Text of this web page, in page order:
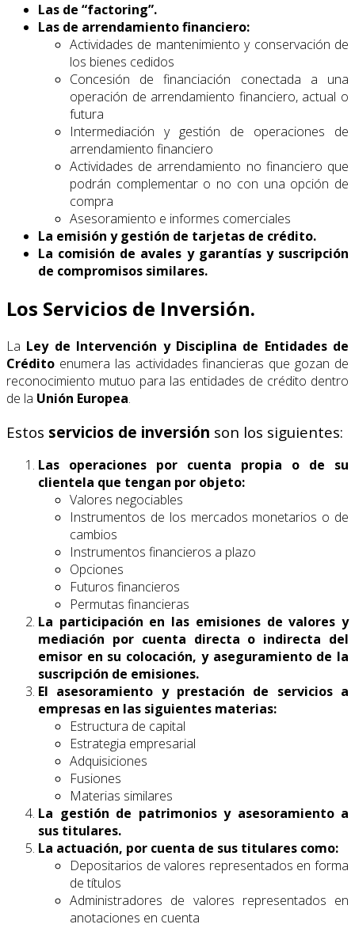
Las de “factoring”.
Las de arrendamiento financiero:
Actividades de mantenimiento y conservación de
los bienes cedidos
Concesión de financiación conectada a una
operación de arrendamiento financiero, actual o
futura
Intermediación y gestión de operaciones de
arrendamiento financiero
Actividades de arrendamiento no financiero que
podrán complementar o no con una opción de
compra
Asesoramiento e informes comerciales
La emisión y gestión de tarjetas de crédito.
La comisión de avales y garantías y suscripción
de compromisos similares.
Los Servicios de Inversión.
La Ley de Intervención y Disciplina de Entidades de
Crédito enumera las actividades financieras que gozan de
reconocimiento mutuo para las entidades de crédito dentro
de la Unión Europea.
Estos servicios de inversión son los siguientes:
Las operaciones por cuenta propia o de su
clientela que tengan por objeto:
Valores negociables
Instrumentos de los mercados monetarios o de
cambios
Instrumentos financieros a plazo
Opciones
Futuros financieros
Permutas financieras
La participación en las emisiones de valores y
mediación por cuenta directa o indirecta del
emisor en su colocación, y aseguramiento de la
suscripción de emisiones.
El asesoramiento y prestación de servicios a
empresas en las siguientes materias:
Estructura de capital
Estrategia empresarial
Adquisiciones
Fusiones
Materias similares
La gestión de patrimonios y asesoramiento a
sus titulares.
La actuación, por cuenta de sus titulares como:
Depositarios de valores representados en forma
de títulos
Administradores de valores representados en
anotaciones en cuenta